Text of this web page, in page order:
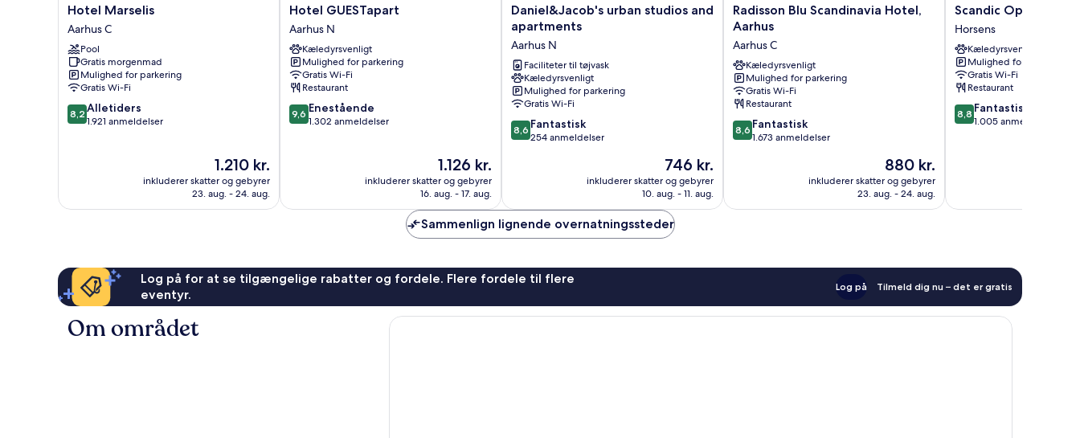
Hotel
Marselis
Aarhus
C
Hotel Marselis
Aarhus C
Pool
Gratis morgenmad
Mulighed for parkering
Gratis Wi-Fi
8.2
ud
8,2 Alletiders
1.921 anmeldelser
Prisen
er
1.210 kr.
1.210 kr.
inkluderer skatter og gebyrer
23. aug. - 24. aug.
Hotel
GUESTapart
Aarhus
N
Hotel GUESTapart
Aarhus N
Kæledyrsvenligt
Mulighed for parkering
Gratis Wi-Fi
Restaurant
9.6
ud
9,6 Enestående
1.302 anmeldelser
Prisen
er
1.126 kr.
1.126 kr.
inkluderer skatter og gebyrer
16. aug. - 17. aug.
Daniel&Jacob's
urban
studios
and
apartments
Aarhus
N
Daniel&Jacob's urban studios and
apartments
Aarhus N
Faciliteter til tøjvask
Kæledyrsvenligt
Mulighed for parkering
Gratis Wi-Fi
8.6
ud
anmeldelser
8,6 Fantastisk
254 anmeldelser
Prisen
er
746 kr.
746 kr.
inkluderer skatter og gebyrer
10. aug. - 11. aug.
Radisson
Blu
Hotel,
Aarhus
Aarhus
C
Radisson Blu Scandinavia Hotel,
Aarhus
Aarhus C
Kæledyrsvenligt
Mulighed for parkering
Gratis Wi-Fi
Restaurant
8.6
ud
anmeldelser
8,6 Fantastisk
1.673 anmeldelser
Prisen
er
880 kr.
880 kr.
inkluderer skatter og gebyrer
23. aug. - 24. aug.
Scandic
Opus
Horsens
Horsens
Scandic Opus
Horsens
Kæledyrsvenligt
Mulighed for parkering
Gratis Wi-Fi
Restaurant
8.8
ud
8,8 Fantastisk
1.005 anmeldelser
Sammenlign lignende overnatningssteder
Log på for at se tilgængelige rabatter og fordele. Flere fordele til flere
eventyr.
Log på Tilmeld dig nu – det er gratis
Om området